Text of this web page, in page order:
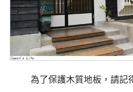
為了保護木質地板，請記